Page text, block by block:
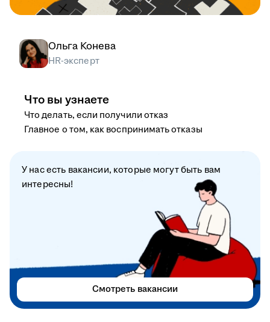
Ольга Конева
HR-эксперт
Что вы узнаете
Что делать, если получили отказ
Главное о том, как воспринимать отказы
У нас есть вакансии, которые могут быть вам
интересны!
Смотреть вакансии